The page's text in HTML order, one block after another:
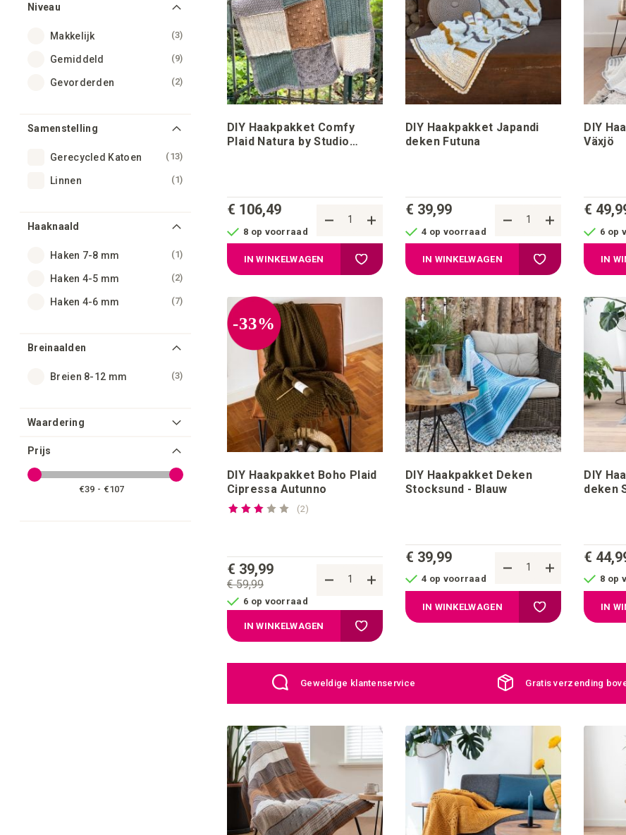
Niveau
Makkelijk 3producten
Gemiddeld 9producten
Gevorderden 2producten
Samenstelling
Gerecycled Katoen 13producten
Linnen 1product
Haaknaald
Haken 7-8 mm 1product
Haken 4-5 mm 2producten
Haken 4-6 mm 7producten
Breinaalden
Breien 8-12 mm 3producten
Waardering
Prijs
€39 - €107
DIY Haakpakket Comfy
Plaid Natura by Studio
€ 106,49
8 op voorraad
IN WINKELWAGEN Voeg toe aan verlanglijstje
DIY Haakpakket Japandi
deken Futuna
€ 39,99
4 op voorraad
IN WINKELWAGEN Voeg toe aan
DIY
Växjö
€
6 op
IN
-33%
DIY Haakpakket Boho Plaid
Cipressa Autunno
Waardering:
2reviews
€ 59,99
€ 39,99
6 op voorraad
IN WINKELWAGEN Voeg toe aan verlanglijstje
DIY Haakpakket Deken
Stocksund - Blauw
€ 39,99
4 op voorraad
IN WINKELWAGEN Voeg toe aan
DIY
deken
€
8 op
IN
Geweldige klantenservice Gratis verzending